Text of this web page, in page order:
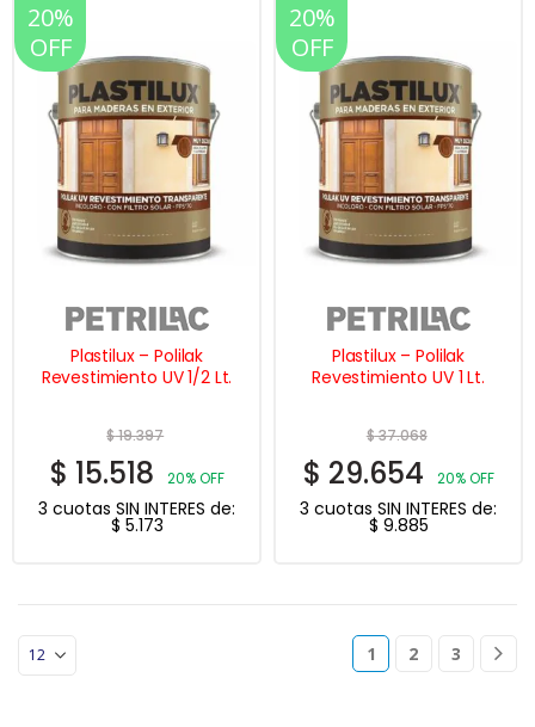
20%
OFF
Plastilux – Polilak
Revestimiento UV 1/2 Lt.
$19.397
$ 15.518 20% OFF
3 cuotas SIN INTERES de:
$ 5.173
20%
OFF
Plastilux – Polilak
Revestimiento UV 1 Lt.
$37.068
$ 29.654 20% OFF
3 cuotas SIN INTERES de:
$ 9.885
1 2 3